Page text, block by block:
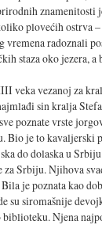
znamenitosti
plovećih ostrva
radoznali
staza oko jezera,
veka vezanoj za
sin kralja
poznate vrste
Bio je to kavaljerski
do dolaska u
Srbiju. Njihova
je poznata kao
su siromašnije
Njena